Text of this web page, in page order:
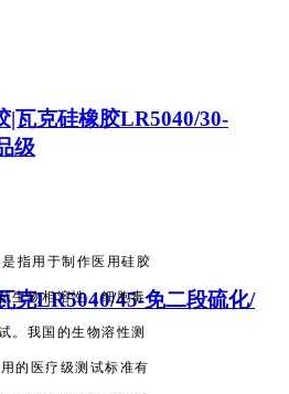
|瓦克硅橡胶LR5040/30-
级
克LR5040/45-免二段硫化/
指用于制作医用硅胶
生物相溶性，细胞毒
。我国的生物溶性测
的医疗级测试标准有